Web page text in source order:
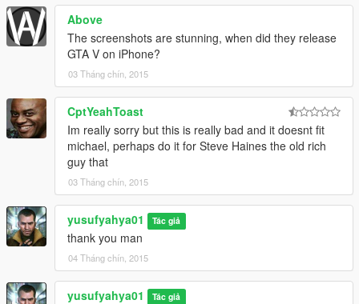
Above
The screenshots are stunning, when did they release
GTA V on iPhone?
03 Tháng chín, 2015
CptYeahToast
Im really sorry but this is really bad and it doesnt fit
michael, perhaps do it for Steve Haines the old rich
guy that
03 Tháng chín, 2015
yusufyahya01 Tác giả
thank you man
04 Tháng chín, 2015
yusufyahya01 Tác giả